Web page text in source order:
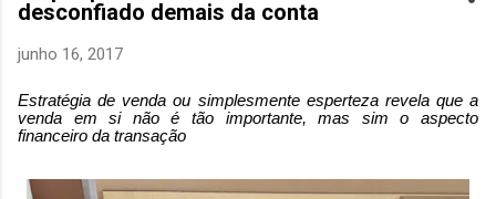
desconfiado demais da conta
junho 16, 2017
Estratégia de venda ou simplesmente esperteza revela que a
venda em si não é tão importante, mas sim o aspecto
financeiro da transação